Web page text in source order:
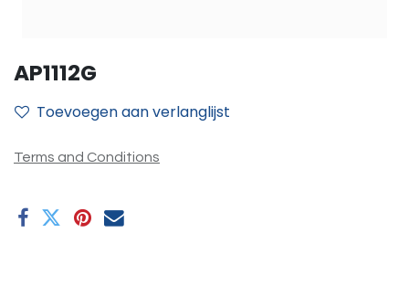
AP1112G
Toevoegen aan verlanglijst
Terms and Conditions